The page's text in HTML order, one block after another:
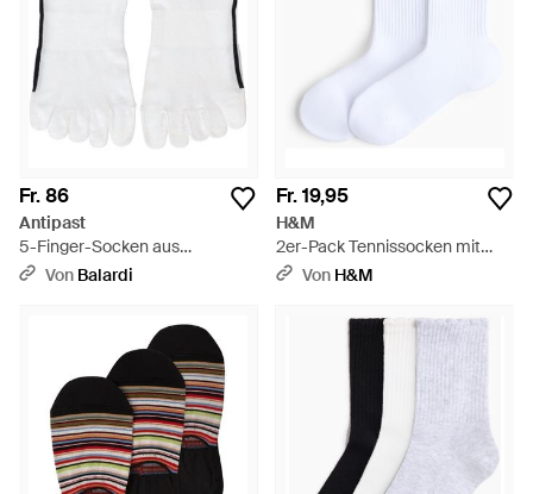
Fr. 86
Antipast
5-Finger-Socken aus
Baumwolle - Weiß
Von Balardi
Fr. 19,95
H&M
2er-Pack Tennissocken mit
DryMove - Weiß
Von H&M